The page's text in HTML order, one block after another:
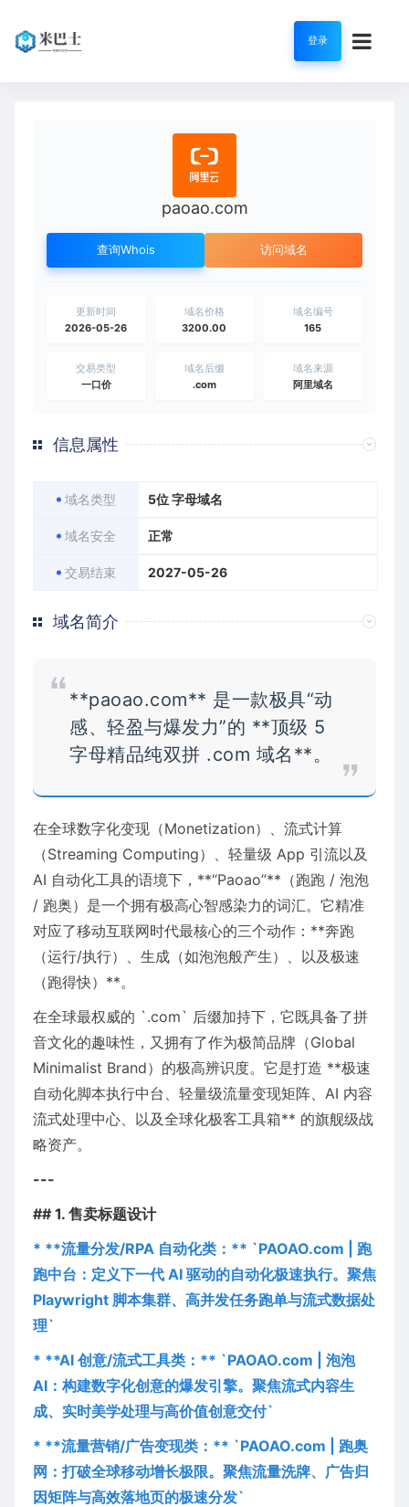
登录
paoao.com
查询Whois 访问域名
更新时间
2026-05-26
域名价格
3200.00
域名编号
165
交易类型
一口价
域名后缀
.com
域名来源
阿里域名
信息属性
域名类型 5位 字母域名
域名安全 正常
交易结束 2027-05-26
域名简介
**paoao.com** 是一款极具“动
感、轻盈与爆发力”的 **顶级 5
字母精品纯双拼 .com 域名**。
在全球数字化变现（Monetization）、流式计算
（Streaming Computing）、轻量级 App 引流以及
AI 自动化工具的语境下，**“Paoao”**（跑跑 / 泡泡
/ 跑奥）是一个拥有极高心智感染力的词汇。它精准
对应了移动互联网时代最核心的三个动作：**奔跑
（运行/执行）、生成（如泡泡般产生）、以及极速
（跑得快）**。
在全球最权威的 `.com` 后缀加持下，它既具备了拼
音文化的趣味性，又拥有了作为极简品牌（Global
Minimalist Brand）的极高辨识度。它是打造 **极速
自动化脚本执行中台、轻量级流量变现矩阵、AI 内容
流式处理中心、以及全球化极客工具箱** 的旗舰级战
略资产。
---
## 1. 售卖标题设计
* **流量分发/RPA 自动化类：** `PAOAO.com | 跑
跑中台：定义下一代 AI 驱动的自动化极速执行。聚焦
Playwright 脚本集群、高并发任务跑单与流式数据处
理`
* **AI 创意/流式工具类：** `PAOAO.com | 泡泡
AI：构建数字化创意的爆发引擎。聚焦流式内容生
成、实时美学处理与高价值创意交付`
* **流量营销/广告变现类：** `PAOAO.com | 跑奥
网：打破全球移动增长极限。聚焦流量洗牌、广告归
因矩阵与高效落地页的极速分发`